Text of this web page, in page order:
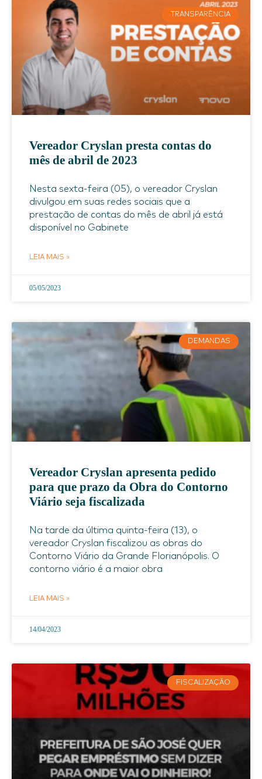
TRANSPARÊNCIA
Vereador Cryslan presta contas do
mês de abril de 2023
Nesta sexta-feira (05), o vereador Cryslan
divulgou em suas redes sociais que a
prestação de contas do mês de abril já está
disponível no Gabinete
LEIA MAIS »
05/05/2023
DEMANDAS
Vereador Cryslan apresenta pedido
para que prazo da Obra do Contorno
Viário seja fiscalizada
Na tarde da última quinta-feira (13), o
vereador Cryslan fiscalizou as obras do
Contorno Viário da Grande Florianópolis. O
contorno viário é a maior obra
LEIA MAIS »
14/04/2023
FISCALIZAÇÃO